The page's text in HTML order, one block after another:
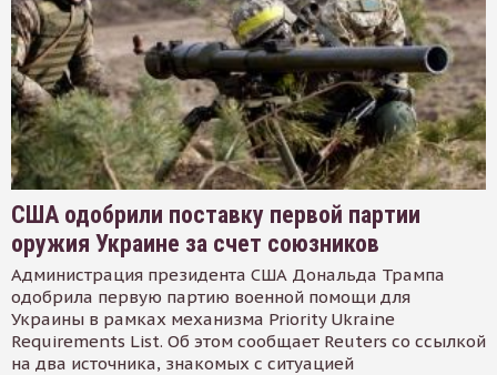
США одобрили поставку первой партии
оружия Украине за счет союзников
Администрация президента США Дональда Трампа
одобрила первую партию военной помощи для
Украины в рамках механизма Priority Ukraine
Requirements List. Об этом сообщает Reuters со ссылкой
на два источника, знакомых с ситуацией